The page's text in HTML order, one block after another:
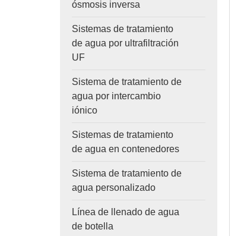
ósmosis inversa
Sistemas de tratamiento
de agua por ultrafiltración
UF
Sistema de tratamiento de
agua por intercambio
iónico
Sistemas de tratamiento
de agua en contenedores
Sistema de tratamiento de
agua personalizado
Línea de llenado de agua
de botella